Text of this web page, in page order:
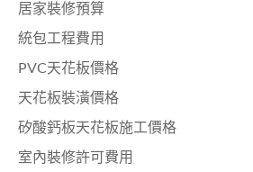
居家裝修預算
統包工程費用
PVC天花板價格
天花板裝潢價格
矽酸鈣板天花板施工價格
室內裝修許可費用